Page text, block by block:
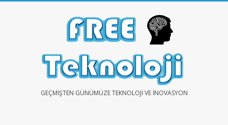
FREEGEÇMIŞTEN GÜNÜMÜZE TEKNOLOJI VE İNOVASYON